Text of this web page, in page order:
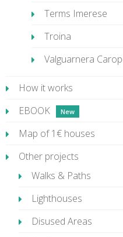
Terms Imerese
Troina
Valguarnera
How it works
EBOOK
Map of 1€ houses
Other projects
Walks & Paths
Lighthouses
Disused Areas